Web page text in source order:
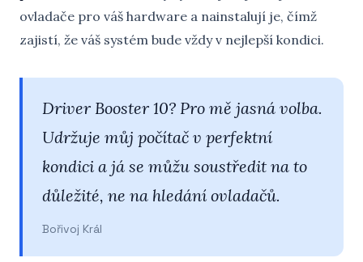
ovladače pro váš hardware a nainstalují je, čímž
zajistí, že váš systém bude vždy v nejlepší kondici.
Driver Booster 10? Pro mě jasná volba.
Udržuje můj počítač v perfektní
kondici a já se můžu soustředit na to
důležité, ne na hledání ovladačů.
Bořivoj Král